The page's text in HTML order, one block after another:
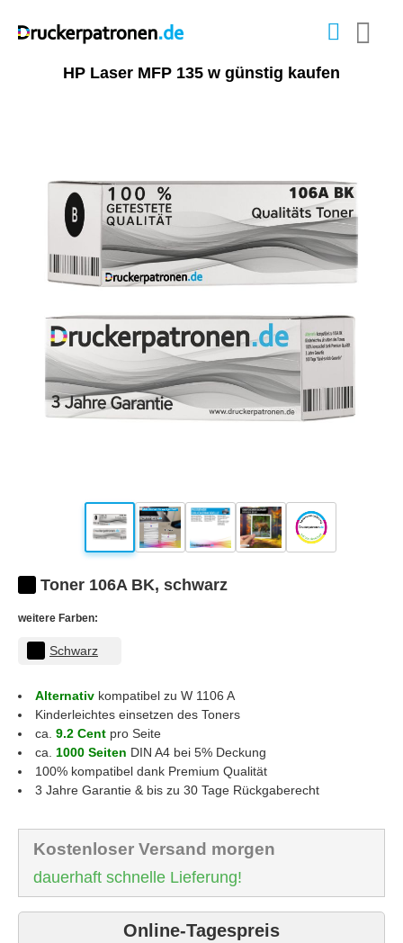
HP Laser MFP 135 w günstig kaufen
Toner 106A BK, schwarz
weitere Farben:
Schwarz
Alternativ kompatibel zu W 1106 A
Kinderleichtes einsetzen des Toners
ca. 9.2 Cent pro Seite
ca. 1000 Seiten DIN A4 bei 5% Deckung
100% kompatibel dank Premium Qualität
3 Jahre Garantie & bis zu 30 Tage Rückgaberecht
Kostenloser Versand morgen
dauerhaft schnelle Lieferung!
Online-Tagespreis